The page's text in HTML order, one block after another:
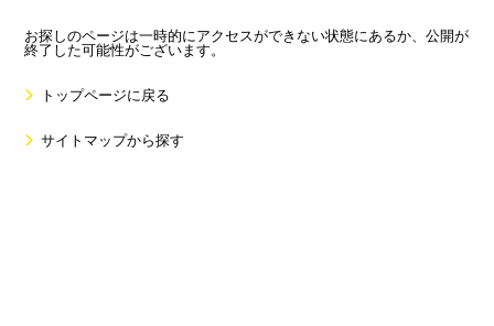
お探しのページは一時的にアクセスができない状態にあるか、公開が
終了した可能性がございます。
トップページに戻る
サイトマップから探す